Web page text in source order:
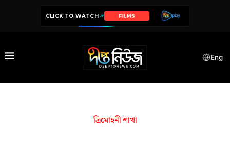
CLICK TO WATCH FILMS
Eng
ত্রিমোহনী শাখা